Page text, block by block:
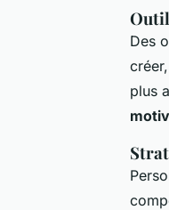
Des
plus